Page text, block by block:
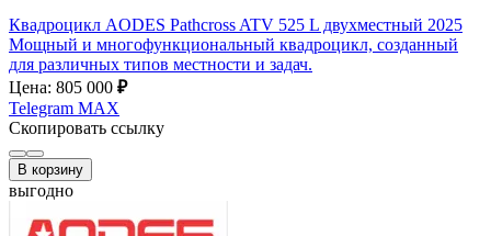
Квадроцикл AODES Pathcross ATV 525 L двухместный 2025
Мощный и многофункциональный квадроцикл, созданный
для различных типов местности и задач.
Цена: 805 000 ₽
Telegram MAX
Скопировать ссылку
В корзину
выгодно